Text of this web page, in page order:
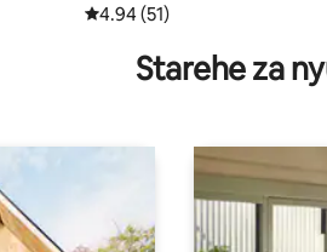
Ukadiriaji wa wastani wa 4.94
4.94 (51)
Starehe za